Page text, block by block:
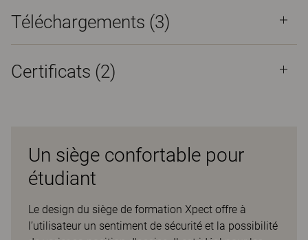
Téléchargements (3)
Certificats (2)
Un siège confortable pour
étudiant
Le design du siège de formation Xpect offre à
l’utilisateur un sentiment de sécurité et la possibilité